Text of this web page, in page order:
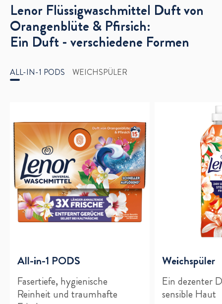
Lenor Flüssigwaschmittel Duft von
Orangenblüte & Pfirsich:
Ein Duft - verschiedene Formen
ALL-IN-1 PODS WEICHSPÜLER
All-in-1 PODS
Fasertiefe, hygienische
Reinheit und traumhafte
Weichspüler
Ein dezenter
sensible Haut